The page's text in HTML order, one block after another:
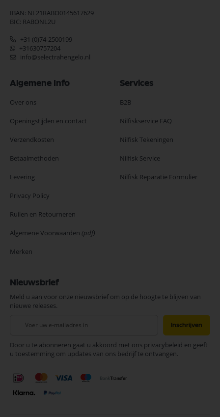
IBAN: NL21RABO0145617629
BIC: RABONL2U
+31 (0)74-2500199
+31630757204
info@selectrahengelo.nl
Algemene Info
Over ons
Openingstijden en contact
Verzendkosten
Betaalmethoden
Levering
Privacy Policy
Ruilen en Retourneren
Algemene Voorwaarden (pdf)
Merken
Services
B2B
Nilfiskservice FAQ
Nilfisk Tekeningen
Nilfisk Service
Nilfisk Reparatie Formulier
Nieuwsbrief
Meld u aan voor onze nieuwsbrief om op de hoogte te blijven van
nieuwe releases.
onze
nieuwsbrief
Inschrijven
Door u te abonneren gaat u akkoord met ons privacybeleid en geeft
u toestemming om updates van ons bedrijf te ontvangen.